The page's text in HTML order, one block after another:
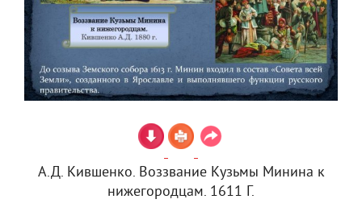
А.Д. Кившенко. Воззвание Кузьмы Минина к
нижегородцам. 1611 Г.